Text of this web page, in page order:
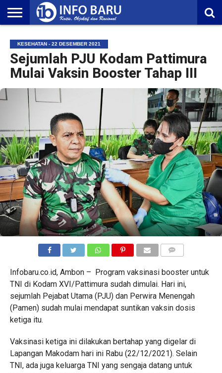
NASIONAL
AMBONIA
MALUKU
EKONOMI
POLITIK
OLAHRAGA
LIFESTYLE
REDAKSI
KESEHATAN - 22 DESEMBER 2021
Sejumlah PJU Kodam Pattimura
Mulai Vaksin Booster Tahap III
Infobaru.co.id, Ambon – Program vaksinasi booster untuk
TNI di Kodam XVI/Pattimura sudah dimulai. Hari ini,
sejumlah Pejabat Utama (PJU) dan Perwira Menengah
(Pamen) sudah mulai mendapat suntikan vaksin dosis
ketiga itu.
Vaksinasi ketiga ini dilakukan bertahap yang digelar di
Lapangan Makodam hari ini Rabu (22/12/2021). Selain
TNI, ada juga keluarga TNI yang sengaja datang untuk